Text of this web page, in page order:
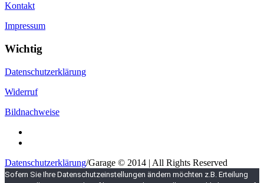
Kontakt
Impressum
Wichtig
Datenschutzerklärung
Widerruf
Bildnachweise
Datenschutzerklärung/Garage © 2014 | All Rights Reserved
Sofern Sie Ihre Datenschutzeinstellungen ändern möchten z.B. Erteilung